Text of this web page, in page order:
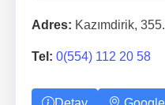
Adres: Kazımdirik,
Tel: 0(554) 112 20 58